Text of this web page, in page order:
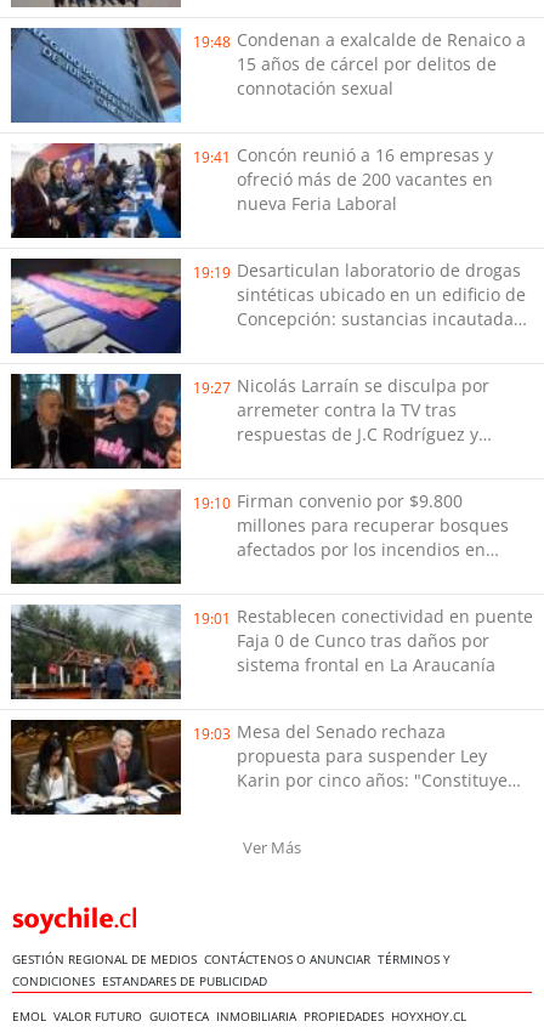
Región de Coquimbo
19:48 Condenan a exalcalde de Renaico a
15 años de cárcel por delitos de
connotación sexual
19:41 Concón reunió a 16 empresas y
ofreció más de 200 vacantes en
nueva Feria Laboral
19:19 Desarticulan laboratorio de drogas
sintéticas ubicado en un edificio de
Concepción: sustancias incautadas
millones
19:27 Nicolás Larraín se disculpa por
arremeter contra la TV tras
respuestas de J.C Rodríguez y
19:10 Firman convenio por $9.800
millones para recuperar bosques
afectados por los incendios en
19:01 Restablecen conectividad en puente
Faja 0 de Cunco tras daños por
sistema frontal en La Araucanía
19:03 Mesa del Senado rechaza
propuesta para suspender Ley
Karin por cinco años: "Constituye
Ver Más
GESTIÓN REGIONAL DE MEDIOS CONTÁCTENOS O ANUNCIAR TÉRMINOS Y
CONDICIONES ESTANDARES DE PUBLICIDAD
EMOL VALOR FUTURO GUIOTECA INMOBILIARIA PROPIEDADES HOYXHOY.CL